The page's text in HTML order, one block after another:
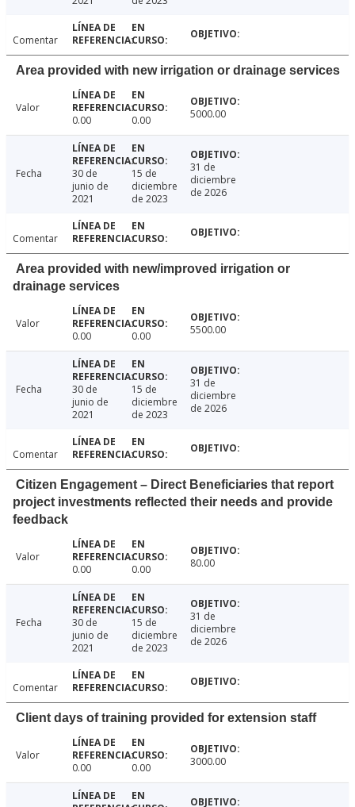
Comentar
Area provided with new irrigation or drainage services
Valor
0.00
0.00 5000.00
Fecha
30 de
junio de
2021
15 de
diciembre
de 2023
31 de
diciembre
de 2026
Comentar
Area provided with new/improved irrigation or
drainage services
Valor
0.00
0.00 5500.00
Fecha
30 de
junio de
2021
15 de
diciembre
de 2023
31 de
diciembre
de 2026
Comentar
Citizen Engagement – Direct Beneficiaries that report
project investments reflected their needs and provide
feedback
Valor
0.00
0.00 80.00
Fecha
30 de
junio de
2021
15 de
diciembre
de 2023
31 de
diciembre
de 2026
Comentar
Client days of training provided for extension staff
Valor
0.00
0.00 3000.00